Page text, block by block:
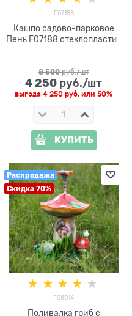
F07188
Кашпо садово-парковое
Пень F07188 стеклопластик
8 500 руб./шт
4 250 руб./шт
выгода 4 250 руб. или 50%
КУПИТЬ
Распродажа
Скидка 70%
F08014
Поливалка гриб с